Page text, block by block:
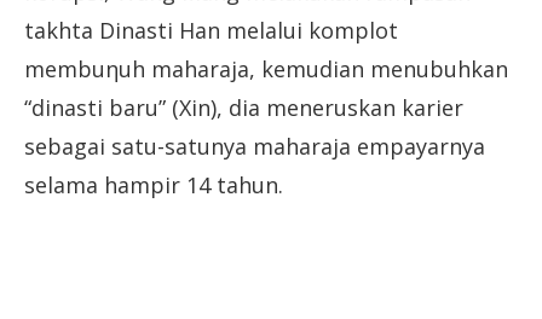
takhta Dinasti Han melalui komplot
membuηuh maharaja, kemudian menubuhkan
“dinasti baru” (Xin), dia meneruskan karier
sebagai satu-satunya maharaja empayarnya
selama hampir 14 tahun.